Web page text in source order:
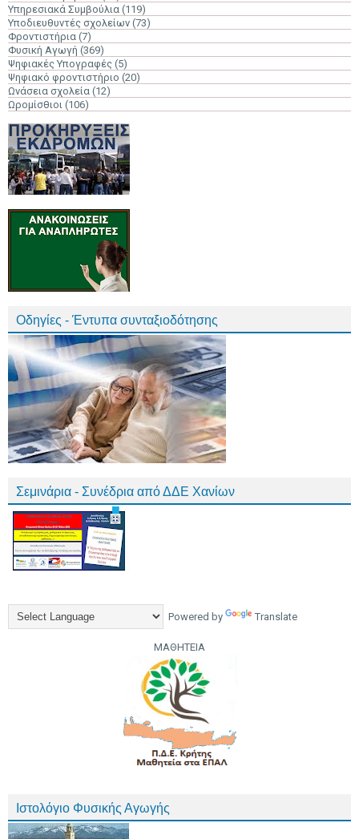
Υπηρεσιακά Συμβούλια (119)
Υποδιευθυντές σχολείων (73)
Φροντιστήρια (7)
Φυσική Αγωγή (369)
Ψηφιακές Υπογραφές (5)
Ψηφιακό φροντιστήριο (20)
Ωνάσεια σχολεία (12)
Ωρομίσθιοι (106)
Οδηγίες - Έντυπα συνταξιοδότησης
Σεμινάρια - Συνέδρια από ΔΔΕ Χανίων
Powered by Translate
ΜΑΘΗΤΕΙΑ
Ιστολόγιο Φυσικής Αγωγής